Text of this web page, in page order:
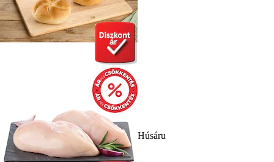
Húsáru